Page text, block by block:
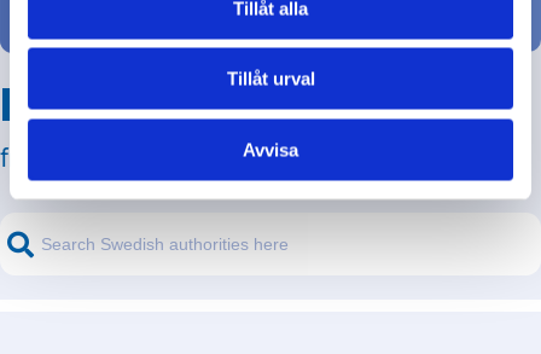
Tillåt alla
Tillåt urval
Avvisa
Hitta svar på din fråga
från svenska myndigheter!